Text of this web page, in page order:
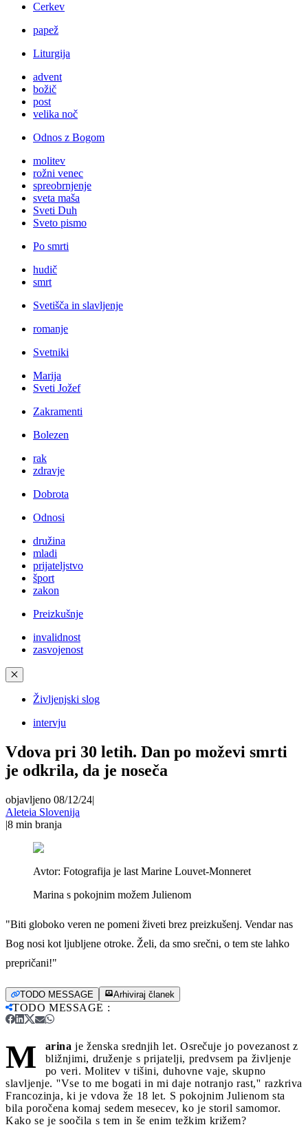
Cerkev
papež
Liturgija
advent
božič
post
velika noč
Odnos z Bogom
molitev
rožni venec
spreobrnjenje
sveta maša
Sveti Duh
Sveto pismo
Po smrti
hudič
smrt
Svetišča in slavljenje
romanje
Svetniki
Marija
Sveti Jožef
Zakramenti
Bolezen
rak
zdravje
Dobrota
Odnosi
družina
mladi
prijateljstvo
šport
zakon
Preizkušnje
invalidnost
zasvojenost
✕
Življenjski slog
intervju
Vdova pri 30 letih. Dan po moževi smrti
je odkrila, da je noseča
objavljeno 08/12/24|
Aleteia Slovenija
|8 min branja
Avtor: Fotografija je last Marine Louvet-Monneret
Marina s pokojnim možem Julienom
"Biti globoko veren ne pomeni živeti brez preizkušenj. Vendar nas
Bog nosi kot ljubljene otroke. Želi, da smo srečni, o tem ste lahko
prepričani!"
TODO MESSAGE Arhiviraj članek
TODO MESSAGE :
M arina je ženska srednjih let. Osrečuje jo povezanost z
bližnjimi, druženje s prijatelji, predvsem pa življenje
po veri. Molitev v tišini, duhovne vaje, skupno
slavljenje. ''Vse to me bogati in mi daje notranjo rast,'' razkriva
Francozinja, ki je vdova že 18 let. S pokojnim Julienom sta
bila poročena komaj sedem mesecev, ko je storil samomor.
Kako se je soočila s tem in še enim težkim križem?